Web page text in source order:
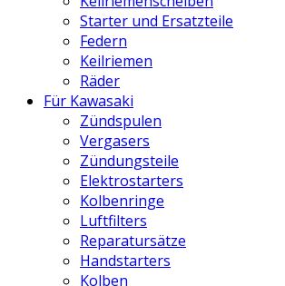
Starter und Ersatzteile
Federn
Keilriemen
Räder
Für Kawasaki
Zündspulen
Vergasers
Zündungsteile
Elektrostarters
Kolbenringe
Luftfilters
Reparatursätze
Handstarters
Kolben